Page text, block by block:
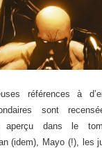
références à
sont
aperçu dans le
(idem), Mayo (!), les